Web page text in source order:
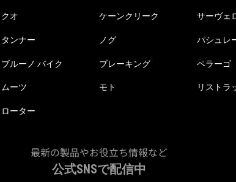
クオ ケーンクリーク サーヴェ
タンナー ノグ パシュレ
ブルーノ バイク ブレーキング ペラーゴ
ムーツ モト リストラ
ローター
最新の製品やお役立ち情報など
公式SNSで配信中